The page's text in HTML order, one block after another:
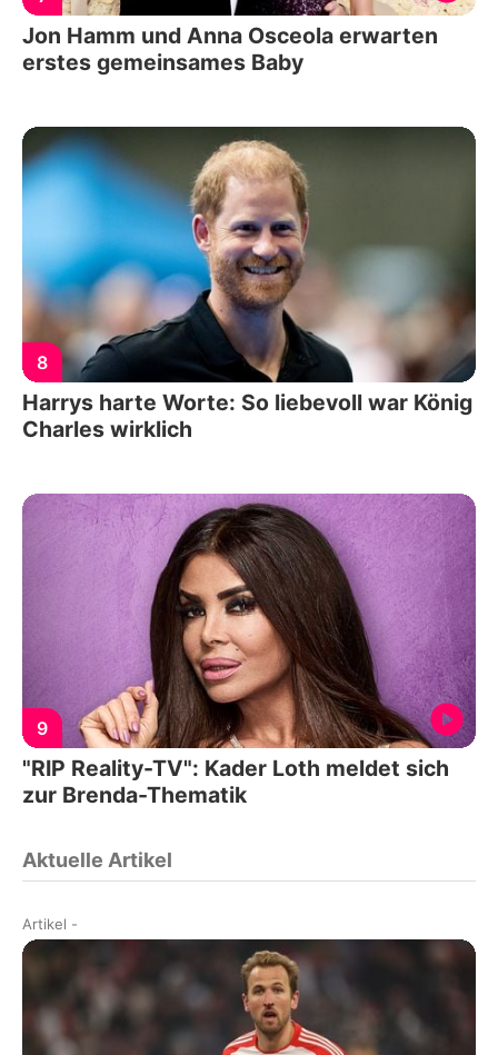
Jon Hamm und Anna Osceola erwarten
erstes gemeinsames Baby
8
Harrys harte Worte: So liebevoll war König
Charles wirklich
9
"RIP Reality-TV": Kader Loth meldet sich
zur Brenda-Thematik
Aktuelle Artikel
Artikel -